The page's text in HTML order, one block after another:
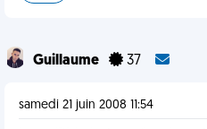
Guillaume 37
samedi 21 juin 2008 11:54